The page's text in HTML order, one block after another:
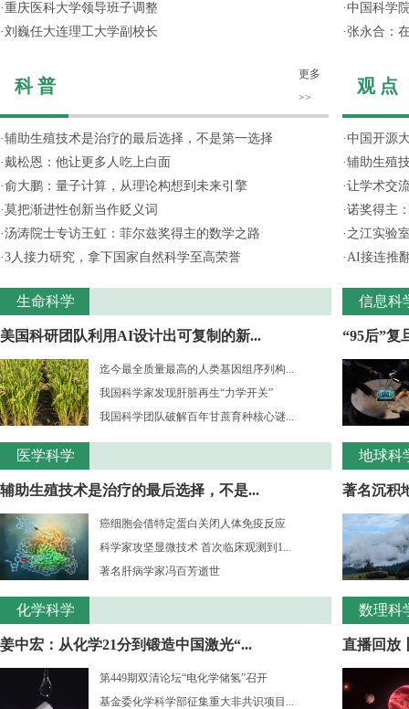
·重庆医科大学领导班子调整
·刘巍任大连理工大学副校长
科 普
更多
>>
·辅助生殖技术是治疗的最后选择，不是第一选择
·戴松恩：他让更多人吃上白面
·俞大鹏：量子计算，从理论构想到未来引擎
·莫把渐进性创新当作贬义词
·汤涛院士专访王虹：菲尔兹奖得主的数学之路
·3人接力研究，拿下国家自然科学至高荣誉
生命科学
美国科研团队利用AI设计出可复制的新...
迄今最全质量最高的人类基因组序列构...
我国科学家发现肝脏再生“力学开关”
我国科学团队破解百年甘蔗育种核心谜...
医学科学
辅助生殖技术是治疗的最后选择，不是...
癌细胞会借特定蛋白关闭人体免疫反应
科学家攻坚显微技术 首次临床观测到1...
著名肝病学家冯百芳逝世
化学科学
姜中宏：从化学21分到锻造中国激光“...
第449期双清论坛“电化学储氢”召开
基金委化学科学部征集重大非共识项目...
·中国科学
·张永合：
观 点
·中国开源
·辅助生殖
·让学术交
·诺奖得主
· 之江实验
·AI接连推
信息科
“95后”复
地球科
著名沉积
数理科
直播回放